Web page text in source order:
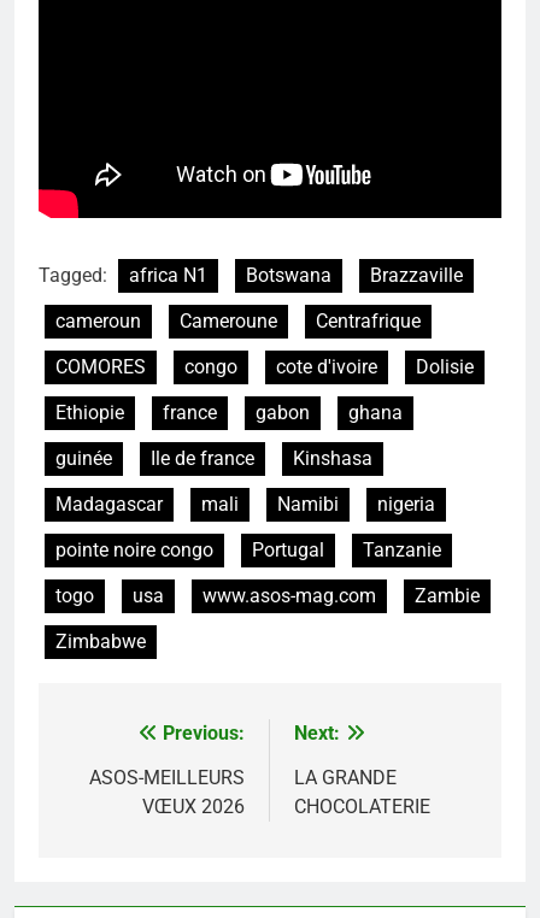
Tagged: africa N1 Botswana
Brazzaville
cameroun
Cameroune
Centrafrique
COMORES
congo cote d'ivoire
Dolisie
Ethiopie
france gabon
ghana
guinée
Ile de france
Kinshasa
Madagascar
mali Namibi
nigeria
pointe noire congo
Portugal
Tanzanie
togo
usa www.asos-mag.com
Zambie
Zimbabwe
Navigation
de
Previous:
ASOS-MEILLEURS
VŒUX 2026
Next:
LA GRANDE
CHOCOLATERIE